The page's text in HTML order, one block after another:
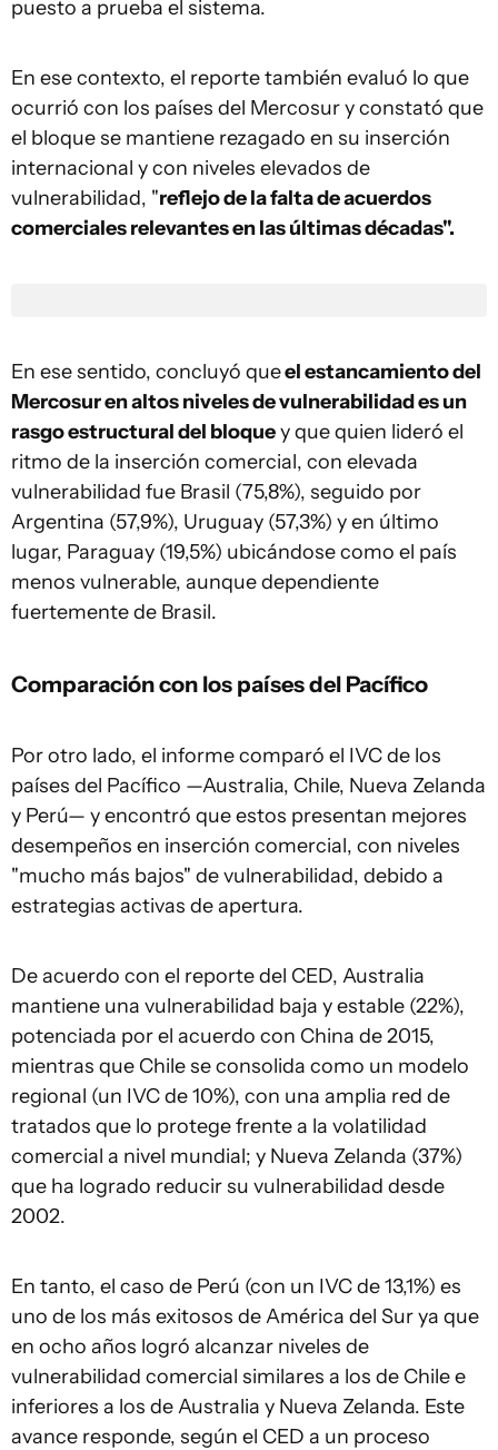
puesto a prueba el sistema.
En ese contexto, el reporte también evaluó lo que
ocurrió con los países del Mercosur y constató que
el bloque se mantiene rezagado en su inserción
internacional y con niveles elevados de
vulnerabilidad, "reflejo de la falta de acuerdos
comerciales relevantes en las últimas décadas".
En ese sentido, concluyó queel estancamiento del
Mercosur en altos niveles de vulnerabilidad es un
rasgo estructural del bloquey que quien lideró el
ritmo de la inserción comercial, con elevada
vulnerabilidad fue Brasil (75,8%), seguido por
Argentina (57,9%), Uruguay (57,3%) y en último
lugar, Paraguay (19,5%) ubicándose como el país
menos vulnerable, aunque dependiente
fuertemente de Brasil.
Comparación con los países del Pacífico
Por otro lado, el informe comparó el IVC de los
países del Pacífico —Australia, Chile, Nueva Zelanda
y Perú— y encontró que estos presentan mejores
desempeños en inserción comercial, con niveles
"mucho más bajos" de vulnerabilidad, debido a
estrategias activas de apertura.
De acuerdo con el reporte del CED, Australia
mantiene una vulnerabilidad baja y estable (22%),
potenciada por el acuerdo con China de 2015,
mientras que Chile se consolida como un modelo
regional (un IVC de 10%), con una amplia red de
tratados que lo protege frente a la volatilidad
comercial a nivel mundial; y Nueva Zelanda (37%)
que ha logrado reducir su vulnerabilidad desde
2002.
En tanto, el caso de Perú (con un IVC de 13,1%) es
uno de los más exitosos de América del Sur ya que
en ocho años logró alcanzar niveles de
vulnerabilidad comercial similares a los de Chile e
inferiores a los de Australia y Nueva Zelanda. Este
avance responde, según el CED a un proceso